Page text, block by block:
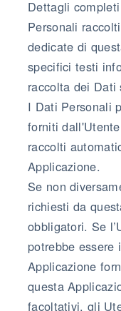
Dettagli
Personali
dedicate di
specifici testi
raccolta dei Dati
I Dati Personali
forniti
raccolti
Applicazione.
Se non
richiesti da
obbligatori. Se
potrebbe essere
Applicazione
questa
facoltativi, gli